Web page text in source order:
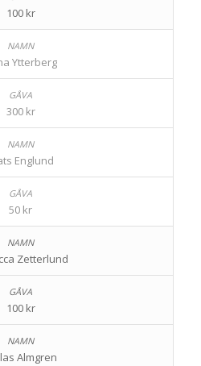
100 kr
Ytterberg
300 kr
Englund
50 kr
Zetterlund
100 kr
Almgren